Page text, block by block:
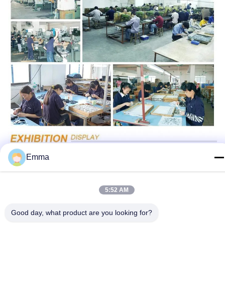
Emma
5:52 AM
Good day, what product are you looking for?